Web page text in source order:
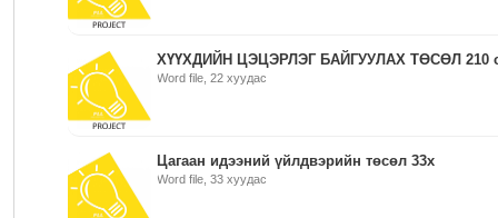
ХҮҮХДИЙН ЦЭЦЭРЛЭГ БАЙГУУЛАХ ТӨСӨЛ 210
Word file, 22 хуудас
Цагаан идээний үйлдвэрийн төсөл 33х
Word file, 33 хуудас